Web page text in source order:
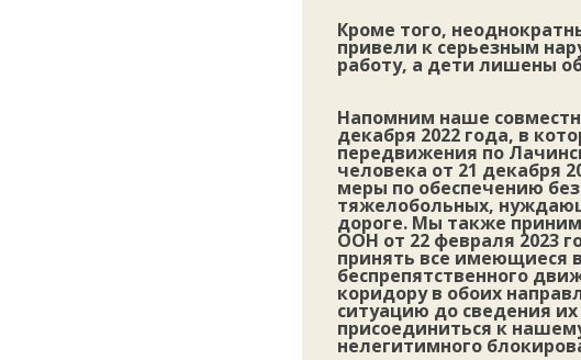
Кроме того,
привели к серьезным
работу, а дети лишены
Напомним наше
декабря 2022 года, в
передвижения по
человека от 21 декабря
меры по обеспечению
тяжелобольных,
дороге. Мы также
ООН от 22 февраля 2023
принять все имеющиеся
беспрепятственного
коридору в обоих
ситуацию до сведения
присоединиться к
нелегитимного